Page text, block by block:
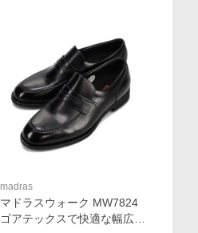
madras
マドラスウォーク MW7824
ゴアテックスで快適な幅広4